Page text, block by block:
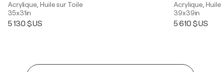
Acrylique, Huile sur Toile
35x31in
5 130 $US
Acrylique,
39x39in
5 610 $US